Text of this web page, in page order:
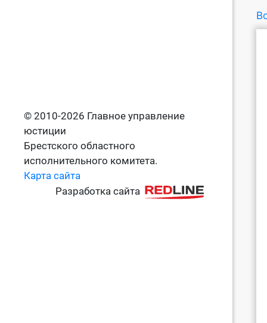
© 2010-2026 Главное управление
юстиции
Брестского областного
исполнительного комитета.
Карта сайта
Разработка сайта